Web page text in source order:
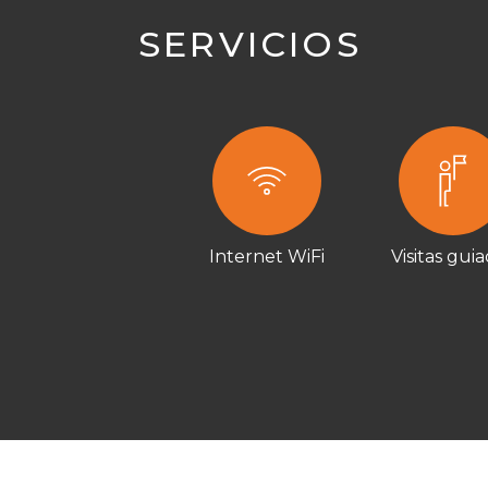
SERVICIOS
Internet WiFi Visitas